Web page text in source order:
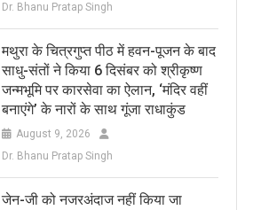
Dr. Bhanu Pratap Singh
मथुरा के चित्रगुप्त पीठ में हवन-पूजन के बाद
साधु-संतों ने किया 6 दिसंबर को श्रीकृष्ण
जन्मभूमि पर कारसेवा का ऐलान, ‘मंदिर वहीं
बनाएंगे’ के नारों के साथ गूंजा राधाकुंड
August 9, 2026
Dr. Bhanu Pratap Singh
जेन-जी को नजरअंदाज नहीं किया जा